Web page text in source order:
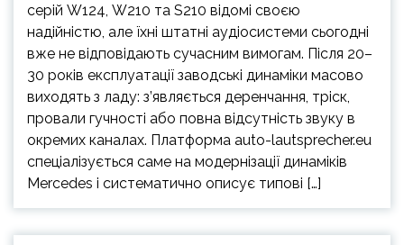
серій W124, W210 та S210 відомі своєю
надійністю, але їхні штатні аудіосистеми сьогодні
вже не відповідають сучасним вимогам. Після 20–
30 років експлуатації заводські динаміки масово
виходять з ладу: з’являється деренчання, тріск,
провали гучності або повна відсутність звуку в
окремих каналах. Платформа auto-lautsprecher.eu
спеціалізується саме на модернізації динаміків
Mercedes і систематично описує типові […]